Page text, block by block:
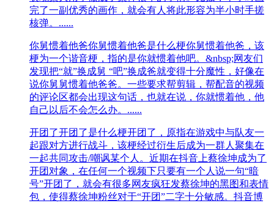
完了一副优秀的画作，就会有人将此形容为半小时手搓
核弹。......
你舅惯着他爸你舅惯着他爸是什么梗你舅惯着他爸，该
梗为一个谐音梗，指的是你就惯着他吧。&nbsp;网友们
发现把“就”换成舅 “吧”换成爸就变得十分魔性，好像在
说你舅舅惯着他爸爸。一些要求帮剪辑，帮配音的视频
的评论区都会出现这句话‌‌‌‌‌‌‌‌‌‌，也就在说，你就惯着他，他
自己以后不会怎么办。......
开团了开团了是什么梗开团了，原指‌‌‌‌‌‌‌‌‌‌‌‌‌在游戏中与队友一
起跟对方进行战斗，该梗经过衍生后成为一群人聚集在
一起共同攻击/嘲讽某个人。近期在抖音上蔡徐坤成为了
开团对象，在任何一个视频下只要有一个人说一句“暗
号”开团了，就会有很多网友疯狂发蔡徐坤的黑图和表情
包，使得蔡徐坤粉丝对于“开团”二字十分敏感。抖音博